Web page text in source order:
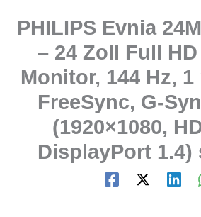
PHILIPS Evnia
– 24 Zoll Full
Monitor, 144 Hz, 1
FreeSync, G-
(1920×1080,
DisplayPort 1.4)